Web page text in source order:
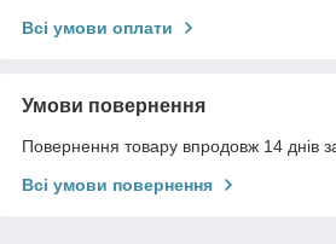
Всі умови оплати
Умови повернення
Повернення товару впродовж 14 днів
Всі умови повернення